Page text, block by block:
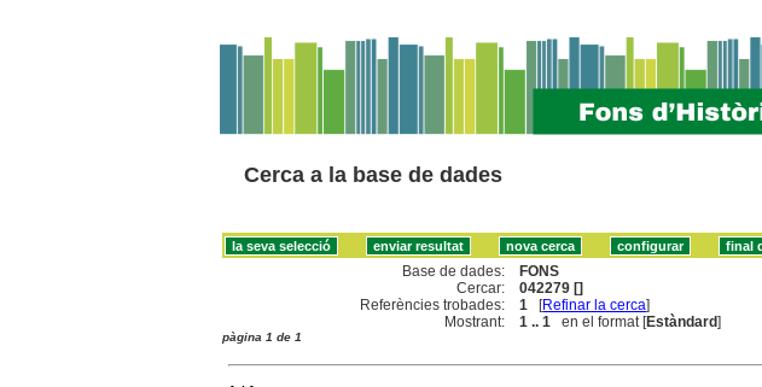
Cerca a la base de dades
Base de dades:
FONS
Cercar:
042279 []
Referències trobades:
1 [Refinar la cerca]
Mostrant:
1 .. 1 en el format [Estàndard]
pàgina 1 de 1